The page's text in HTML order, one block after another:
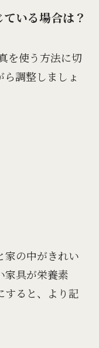
いる場合は？
を使う方法に切
調整しましょ
家の中がきれい
家具が栄養素
ると、より記